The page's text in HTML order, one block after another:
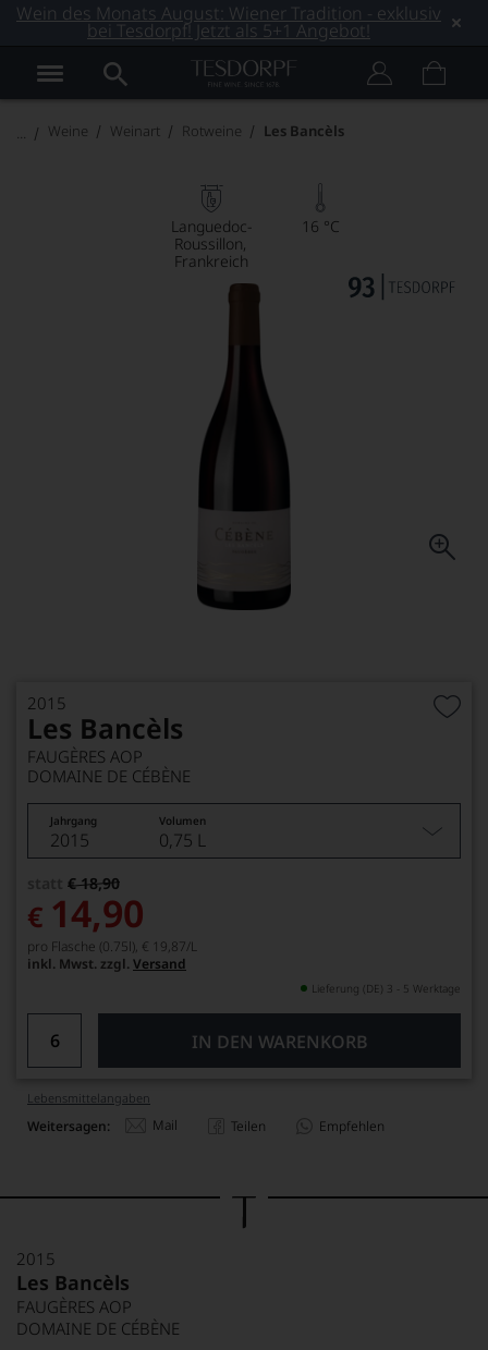
Wein des Monats August: Wiener Tradition - exklusiv
bei Tesdorpf! Jetzt als 5+1 Angebot!
Weine Weinart Rotweine Les Bancèls
Languedoc-
Roussillon
Frankreich
16 °C
2015
Les Bancèls
FAUGÈRES AOP
DOMAINE DE CÉBÈNE
Jahrgang Volumen
2015 0,75 L
€ 18,90
€ 14,90
pro Flasche (0.75l), € 19,87/L
inkl. Mwst. zzgl. Versand
Lieferung (DE) 3 - 5 Werktage
IN DEN WARENKORB
Lebensmittel­angaben
Weitersagen: Mail Teilen Empfehlen
2015
Les Bancèls
FAUGÈRES AOP
DOMAINE DE CÉBÈNE